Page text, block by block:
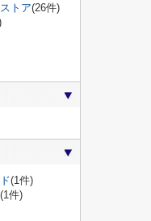
トア(26件)
(1件)
(1件)